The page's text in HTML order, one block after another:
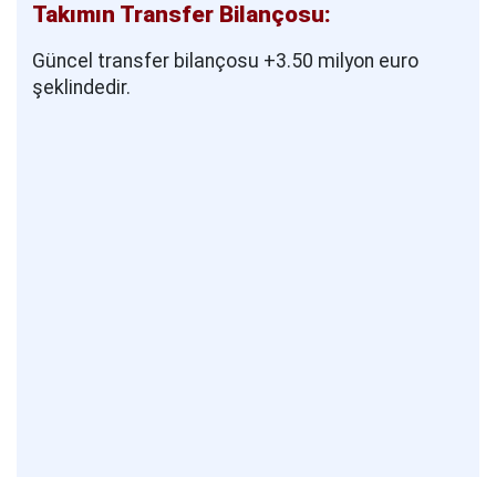
Takımın Transfer Bilançosu:
Güncel transfer bilançosu +3.50 milyon euro
şeklindedir.